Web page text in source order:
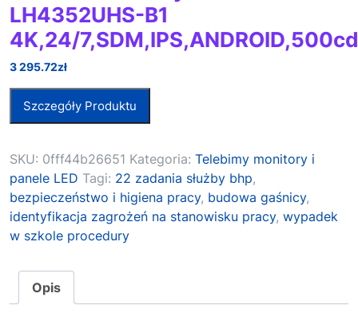
LH4352UHS-B1
4K,24/
3 295.72zł
Szczegóły Produktu
SKU: 0fff44b26651 Kategoria: Telebimy monitory i
panele LED Tagi: 22 zadania służby bhp,
bezpieczeństwo i higiena pracy, budowa gaśnicy,
identyfikacja zagrożeń na stanowisku pracy, wypadek
w szkole procedury
Opis